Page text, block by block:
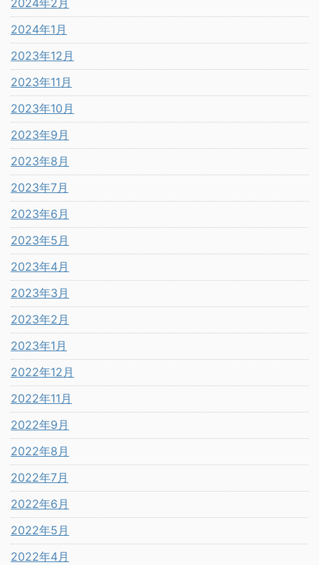
2024年2月
2024年1月
2023年12月
2023年11月
2023年10月
2023年9月
2023年8月
2023年7月
2023年6月
2023年5月
2023年4月
2023年3月
2023年2月
2023年1月
2022年12月
2022年11月
2022年9月
2022年8月
2022年7月
2022年6月
2022年5月
2022年4月